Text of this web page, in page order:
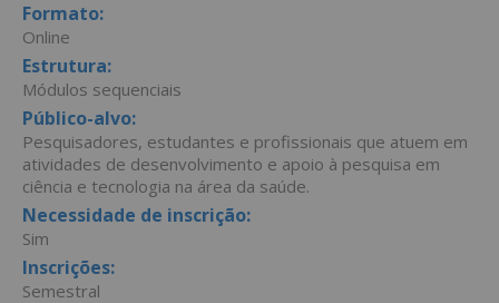
Formato:
Online
Estrutura:
Módulos sequenciais
Público-alvo:
Pesquisadores, estudantes e profissionais que atuem em
atividades de desenvolvimento e apoio à pesquisa em
ciência e tecnologia na área da saúde.
Necessidade de inscrição:
Sim
Inscrições:
Semestral